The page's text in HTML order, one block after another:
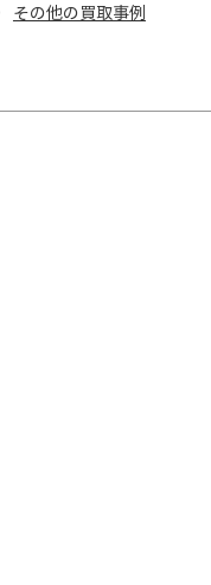
その他の買取事例